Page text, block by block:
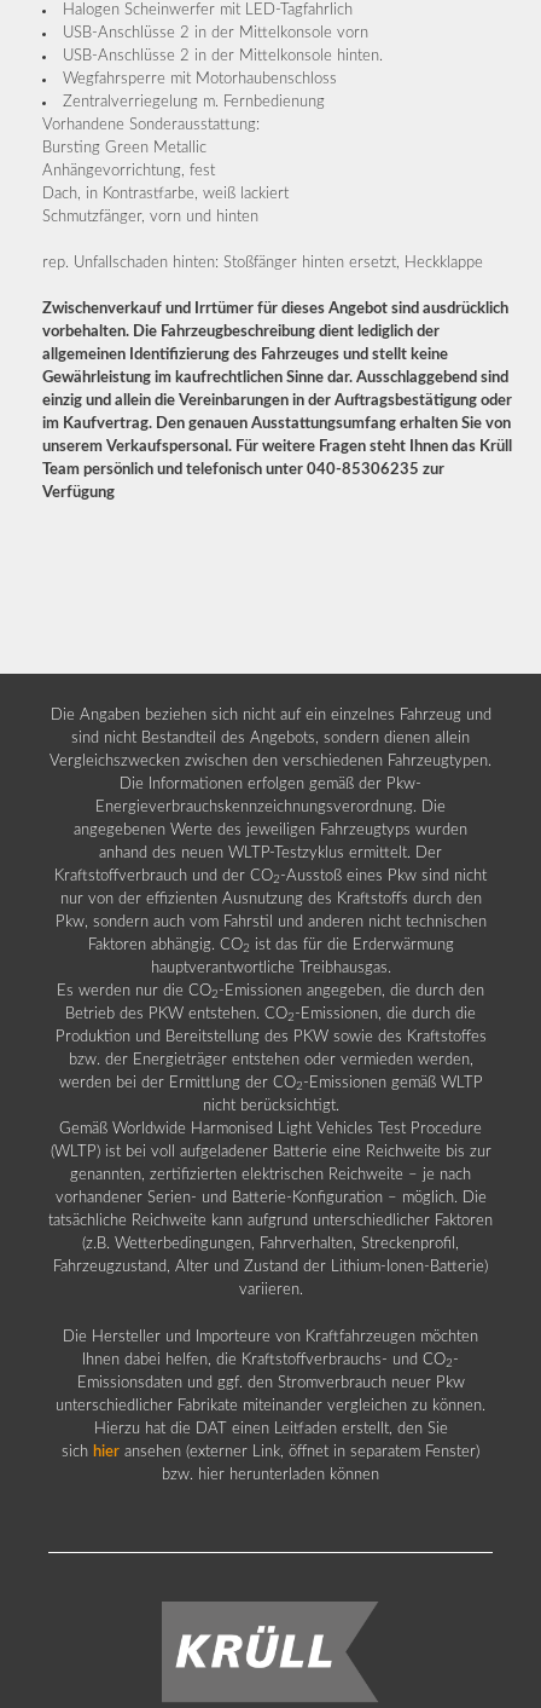
Halogen Scheinwerfer mit LED-Tagfahrlich
USB-Anschlüsse 2 in der Mittelkonsole vorn
USB-Anschlüsse 2 in der Mittelkonsole hinten.
Wegfahrsperre mit Motorhaubenschloss
Zentralverriegelung m. Fernbedienung
Vorhandene Sonderausstattung:
Bursting Green Metallic
Anhängevorrichtung, fest
Dach, in Kontrastfarbe, weiß lackiert
Schmutzfänger, vorn und hinten
rep. Unfallschaden hinten: Stoßfänger hinten ersetzt, Heckklappe
Zwischenverkauf und Irrtümer für dieses Angebot sind ausdrücklich
vorbehalten. Die Fahrzeugbeschreibung dient lediglich der
allgemeinen Identifizierung des Fahrzeuges und stellt keine
Gewährleistung im kaufrechtlichen Sinne dar. Ausschlaggebend sind
einzig und allein die Vereinbarungen in der Auftragsbestätigung oder
im Kaufvertrag. Den genauen Ausstattungsumfang erhalten Sie von
unserem Verkaufspersonal. Für weitere Fragen steht Ihnen das Krüll
Team persönlich und telefonisch unter 040-85306235 zur
Verfügung
Die Angaben beziehen sich nicht auf ein einzelnes Fahrzeug und
sind nicht Bestandteil des Angebots, sondern dienen allein
Vergleichszwecken zwischen den verschiedenen Fahrzeugtypen.
Die Informationen erfolgen gemäß der Pkw-
Energieverbrauchskennzeichnungsverordnung. Die
angegebenen Werte des jeweiligen Fahrzeugtyps wurden
anhand des neuen WLTP-Testzyklus ermittelt. Der
Kraftstoffverbrauch und der CO2 -Ausstoß eines Pkw sind nicht
nur von der effizienten Ausnutzung des Kraftstoffs durch den
Pkw, sondern auch vom Fahrstil und anderen nicht technischen
Faktoren abhängig. CO2 ist das für die Erderwärmung
hauptverantwortliche Treibhausgas.
Es werden nur die CO2 -Emissionen angegeben, die durch den
Betrieb des PKW entstehen. CO2 -Emissionen, die durch die
Produktion und Bereitstellung des PKW sowie des Kraftstoffes
bzw. der Energieträger entstehen oder vermieden werden,
werden bei der Ermittlung der CO2 -Emissionen gemäß WLTP
nicht berücksichtigt.
Gemäß Worldwide Harmonised Light Vehicles Test Procedure
(WLTP) ist bei voll aufgeladener Batterie eine Reichweite bis zur
genannten, zertifizierten elektrischen Reichweite – je nach
vorhandener Serien- und Batterie-Konfiguration – möglich. Die
tatsächliche Reichweite kann aufgrund unterschiedlicher Faktoren
(z.B. Wetterbedingungen, Fahrverhalten, Streckenprofil,
Fahrzeugzustand, Alter und Zustand der Lithium-Ionen-Batterie)
variieren.
Die Hersteller und Importeure von Kraftfahrzeugen möchten
Ihnen dabei helfen, die Kraftstoffverbrauchs- und CO2 -
Emissionsdaten und ggf. den Stromverbrauch neuer Pkw
unterschiedlicher Fabrikate miteinander vergleichen zu können.
Hierzu hat die DAT einen Leitfaden erstellt, den Sie
sich hier ansehen (externer Link, öffnet in separatem Fenster)
bzw. hier herunterladen können